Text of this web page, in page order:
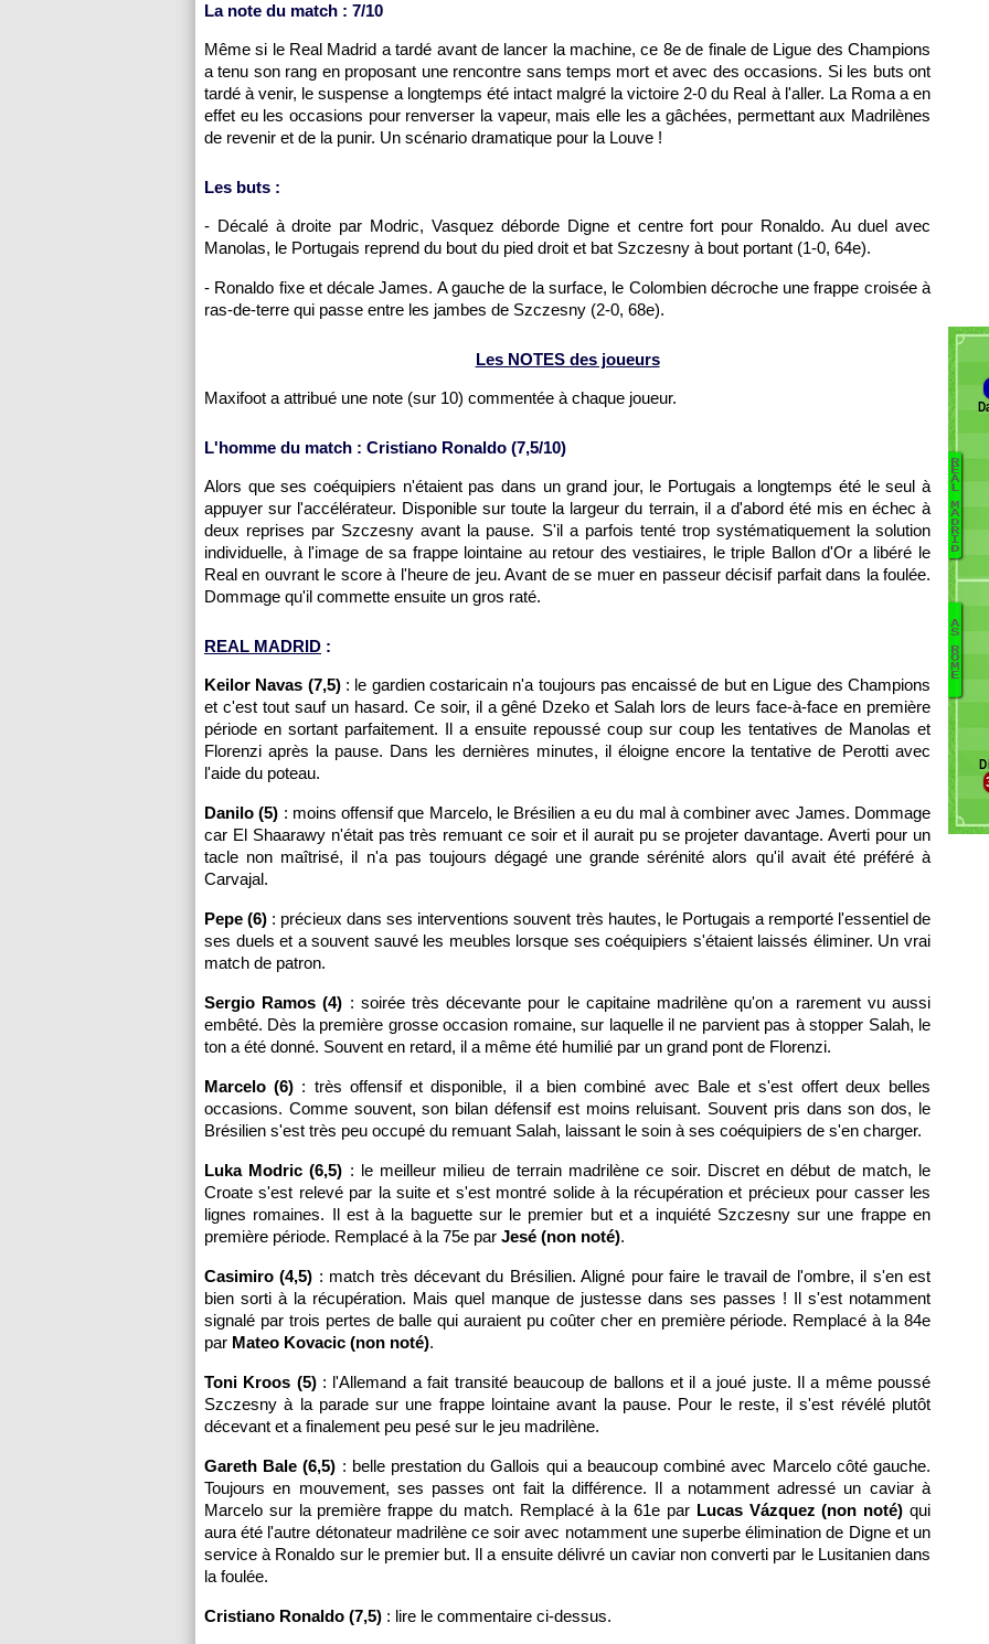
La note du match : 7/10
Même si le Real Madrid a tardé avant de lancer la machine, ce 8e de finale de Ligue des Champions
a tenu son rang en proposant une rencontre sans temps mort et avec des occasions. Si les buts ont
tardé à venir, le suspense a longtemps été intact malgré la victoire 2-0 du Real à l'aller. La Roma a en
effet eu les occasions pour renverser la vapeur, mais elle les a gâchées, permettant aux Madrilènes
de revenir et de la punir. Un scénario dramatique pour la Louve !
Les buts :
- Décalé à droite par Modric, Vasquez déborde Digne et centre fort pour Ronaldo. Au duel avec
Manolas, le Portugais reprend du bout du pied droit et bat Szczesny à bout portant (1-0, 64e).
- Ronaldo fixe et décale James. A gauche de la surface, le Colombien décroche une frappe croisée à
ras-de-terre qui passe entre les jambes de Szczesny (2-0, 68e).
Les NOTES des joueurs
Maxifoot a attribué une note (sur 10) commentée à chaque joueur.
L'homme du match : Cristiano Ronaldo (7,5/10)
Alors que ses coéquipiers n'étaient pas dans un grand jour, le Portugais a longtemps été le seul à
appuyer sur l'accélérateur. Disponible sur toute la largeur du terrain, il a d'abord été mis en échec à
deux reprises par Szczesny avant la pause. S'il a parfois tenté trop systématiquement la solution
individuelle, à l'image de sa frappe lointaine au retour des vestiaires, le triple Ballon d'Or a libéré le
Real en ouvrant le score à l'heure de jeu. Avant de se muer en passeur décisif parfait dans la foulée.
Dommage qu'il commette ensuite un gros raté.
REAL MADRID :
Keilor Navas (7,5): le gardien costaricain n'a toujours pas encaissé de but en Ligue des Champions
et c'est tout sauf un hasard. Ce soir, il a gêné Dzeko et Salah lors de leurs face-à-face en première
période en sortant parfaitement. Il a ensuite repoussé coup sur coup les tentatives de Manolas et
Florenzi après la pause. Dans les dernières minutes, il éloigne encore la tentative de Perotti avec
l'aide du poteau.
Danilo (5) : moins offensif que Marcelo, le Brésilien a eu du mal à combiner avec James. Dommage
car El Shaarawy n'était pas très remuant ce soir et il aurait pu se projeter davantage. Averti pour un
tacle non maîtrisé, il n'a pas toujours dégagé une grande sérénité alors qu'il avait été préféré à
Carvajal.
Pepe (6) : précieux dans ses interventions souvent très hautes, le Portugais a remporté l'essentiel de
ses duels et a souvent sauvé les meubles lorsque ses coéquipiers s'étaient laissés éliminer. Un vrai
match de patron.
Sergio Ramos (4) : soirée très décevante pour le capitaine madrilène qu'on a rarement vu aussi
embêté. Dès la première grosse occasion romaine, sur laquelle il ne parvient pas à stopper Salah, le
ton a été donné. Souvent en retard, il a même été humilié par un grand pont de Florenzi.
Marcelo (6) : très offensif et disponible, il a bien combiné avec Bale et s'est offert deux belles
occasions. Comme souvent, son bilan défensif est moins reluisant. Souvent pris dans son dos, le
Brésilien s'est très peu occupé du remuant Salah, laissant le soin à ses coéquipiers de s'en charger.
Luka Modric (6,5) : le meilleur milieu de terrain madrilène ce soir. Discret en début de match, le
Croate s'est relevé par la suite et s'est montré solide à la récupération et précieux pour casser les
lignes romaines. Il est à la baguette sur le premier but et a inquiété Szczesny sur une frappe en
première période. Remplacé à la 75e par Jesé (non noté).
Casimiro (4,5) : match très décevant du Brésilien. Aligné pour faire le travail de l'ombre, il s'en est
bien sorti à la récupération. Mais quel manque de justesse dans ses passes ! Il s'est notamment
signalé par trois pertes de balle qui auraient pu coûter cher en première période. Remplacé à la 84e
par Mateo Kovacic (non noté).
Toni Kroos (5): l'Allemand a fait transité beaucoup de ballons et il a joué juste. Il a même poussé
Szczesny à la parade sur une frappe lointaine avant la pause. Pour le reste, il s'est révélé plutôt
décevant et a finalement peu pesé sur le jeu madrilène.
Gareth Bale (6,5) : belle prestation du Gallois qui a beaucoup combiné avec Marcelo côté gauche.
Toujours en mouvement, ses passes ont fait la différence. Il a notamment adressé un caviar à
Marcelo sur la première frappe du match. Remplacé à la 61e par Lucas Vázquez (non noté) qui
aura été l'autre détonateur madrilène ce soir avec notamment une superbe élimination de Digne et un
service à Ronaldo sur le premier but. Il a ensuite délivré un caviar non converti par le Lusitanien dans
la foulée.
Cristiano Ronaldo (7,5) : lire le commentaire ci-dessus.
R
E
A
L
M
A
D
R
I
D
A
S
R
O
M
E